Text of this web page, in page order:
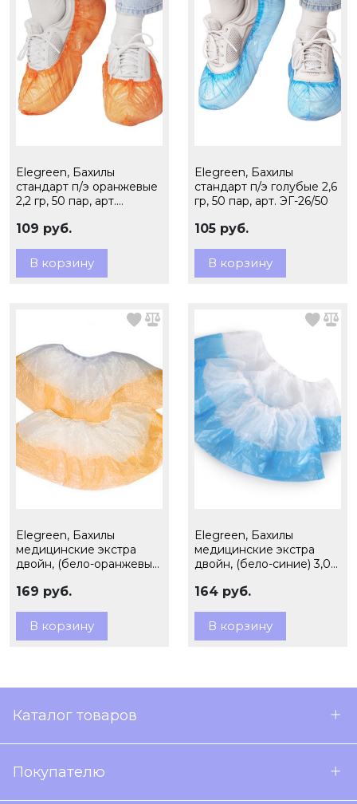
Elegreen, Бахилы
стандарт п/э оранжевые
2,2 гр, 50 пар, арт.
109 руб.
В корзину
Elegreen, Бахилы
стандарт п/э голубые 2,6
гр, 50 пар, арт. ЭГ-26/50
105 руб.
В корзину
Elegreen, Бахилы
медицинские экстра
двойн, (бело-оранжевые)
169 руб.
В корзину
Elegreen, Бахилы
медицинские экстра
двойн, (бело-синие) 3,0
БС
164 руб.
В корзину
Каталог товаров
Покупателю